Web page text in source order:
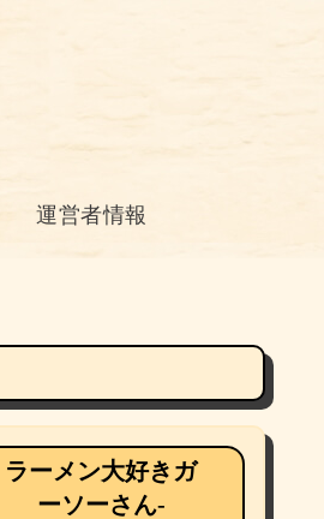
運営者情報
ラーメン大好きガ
ーソーさん-